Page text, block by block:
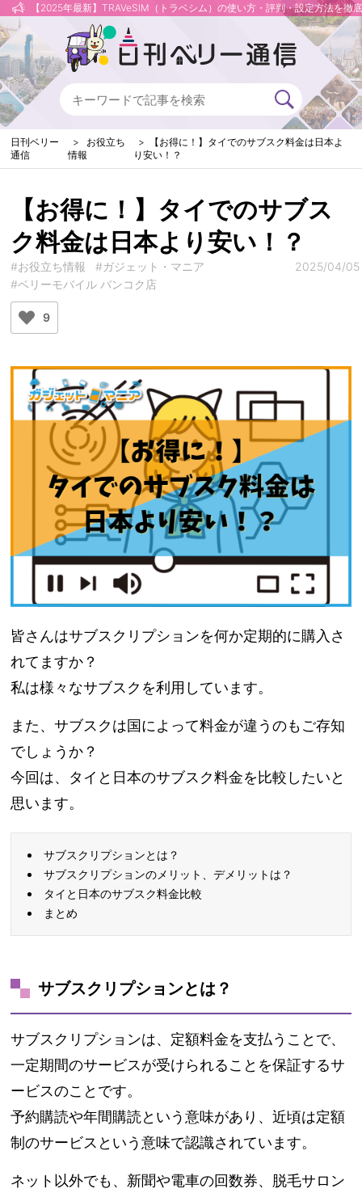
【2025年最新】TRAVeSIM（トラベシム）の使い方・評判・設定方法を徹
日刊ベリー
通信
お役立ち
情報
【お得に！】タイでのサブスク料金は日本よ
り安い！？
【お得に！】タイでのサブス
ク料金は日本より安い！？
#お役立ち情報
#ガジェット・マニア
#ベリーモバイル バンコク店
2025/04/05
9
皆さんはサブスクリプションを何か定期的に購入さ
れてますか？
私は様々なサブスクを利用しています。
また、サブスクは国によって料金が違うのもご存知
でしょうか？
今回は、タイと日本のサブスク料金を比較したいと
思います。
サブスクリプションとは？
サブスクリプションのメリット、デメリットは？
タイと日本のサブスク料金比較
まとめ
サブスクリプションとは？
サブスクリプションは、定額料金を支払うことで、
一定期間のサービスが受けられることを保証するサ
ービスのことです。
予約購読や年間購読という意味があり、近頃は定額
制のサービスという意味で認識されています。
ネット以外でも、新聞や電車の回数券、脱毛サロン